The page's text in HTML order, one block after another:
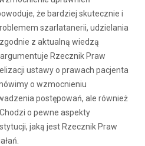
że bardziej skutecznie i
szarlatanerii, udzielania
z aktualną wiedzą
Rzecznik Praw
ustawy o prawach pacjenta
o wzmocnieniu
postępowań, ale również
o pewne aspekty
jaką jest Rzecznik Praw